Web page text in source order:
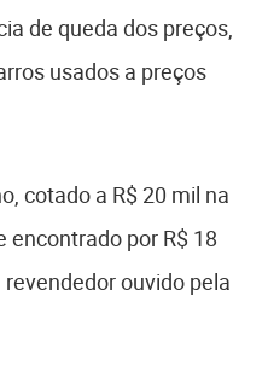
de queda dos preços,
usados a preços
cotado a R$ 20 mil na
por R$ 18
revendedor ouvido pela